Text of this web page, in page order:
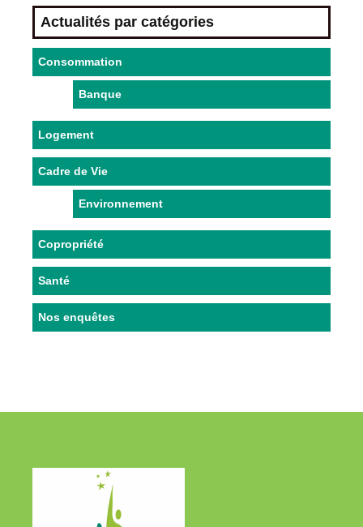
Actualités par catégories
Consommation
Banque
Logement
Cadre de Vie
Environnement
Copropriété
Santé
Nos enquêtes